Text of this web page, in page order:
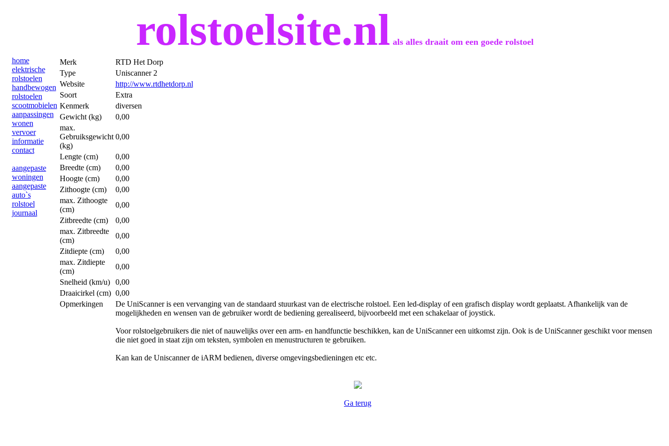
rolstoelsite.nl als alles draait om een goede rolstoel
home
elektrische
rolstoelen
handbewogen
rolstoelen
scootmobielen
aanpassingen
wonen
vervoer
informatie
contact
aangepaste
woningen
aangepaste
auto`s
rolstoel
journaal
Merk
RTD Het Dorp
Type
Uniscanner 2
Website
http://www.rtdhetdorp.nl
Soort
Extra
Kenmerk
diversen
Gewicht (kg)
0,00
max.
Gebruiksgewicht
(kg)
0,00
Lengte (cm)
0,00
Breedte (cm)
0,00
Hoogte (cm)
0,00
Zithoogte (cm)
0,00
max. Zithoogte
(cm)
0,00
Zitbreedte (cm)
0,00
max. Zitbreedte
(cm)
0,00
Zitdiepte (cm)
0,00
max. Zitdiepte
(cm)
0,00
Snelheid (km/u)
0,00
Draaicirkel (cm) 0,00
Opmerkingen
De UniScanner is een vervanging van de standaard stuurkast van de electrische rolstoel. Een led-display of een grafisch display wordt geplaatst. Afhankelijk van de
mogelijkheden en wensen van de gebruiker wordt de bediening gerealiseerd, bijvoorbeeld met een schakelaar of joystick.
Voor rolstoelgebruikers die niet of nauwelijks over een arm- en handfunctie beschikken, kan de UniScanner een uitkomst zijn. Ook is de UniScanner geschikt voor mensen
die niet goed in staat zijn om teksten, symbolen en menustructuren te gebruiken.
Kan kan de Uniscanner de iARM bedienen, diverse omgevingsbedieningen etc etc.
Ga terug